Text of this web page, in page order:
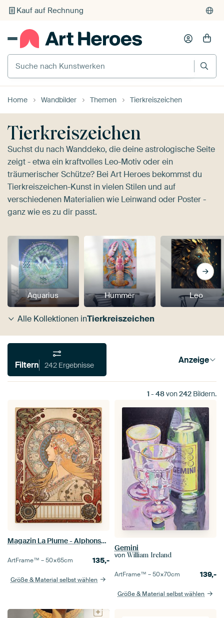
Individueller Druck auf Bestellung
Suche nach Kunstwerken
Home Wandbilder Themen Tierkreiszeichen
Tierkreiszeichen
Suchst du nach Wanddeko, die deine astrologische Seite
zeigt - etwa ein kraftvolles Leo-Motiv oder ein
träumerischer Schütze? Bei Art Heroes bekommst du
Tierkreiszeichen-Kunst in vielen Stilen und auf
verschiedenen Materialien wie Leinwand oder Poster -
ganz wie es zu dir passt.
Aquarius Hummer Leo
Alle Kollektionen inTierkreiszeichen
Filtern 242 Ergebnisse Anzeige
1 - 48von242 Bildern.
Magazin La Plume - Alphonse Mucha
ArtFrame™ –50×65cm 135,-
Größe & Material selbst wählen
Gemini
von William Ireland
ArtFrame™ –50×70cm 139,-
Größe & Material selbst wählen